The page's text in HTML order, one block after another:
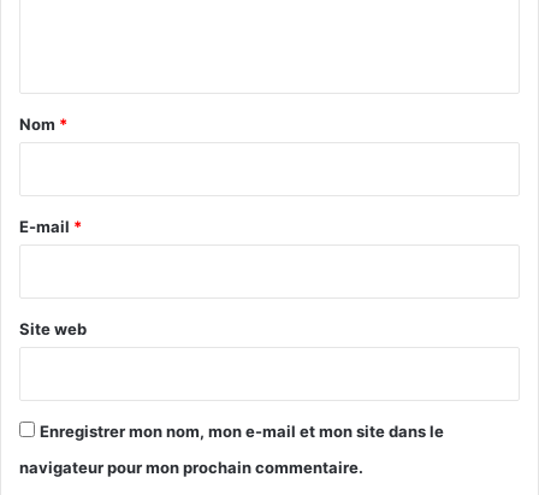
a
e
Nom *
E-mail *
Site web
Enregistrer mon nom, mon e-mail et mon site dans le
navigateur pour mon prochain commentaire.